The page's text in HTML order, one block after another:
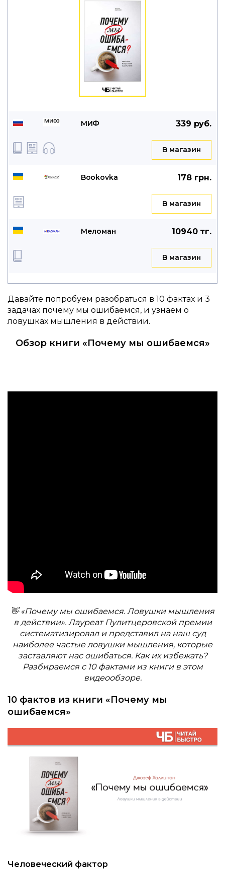
МИФ 339 руб.
B магазин
Bookovka 178 грн.
B магазин
Меломан 10940 тг.
B магазин
Давайте попробуем разобраться в 10 фактах и 3
задачах почему мы ошибаемся, и узнаем о
ловушках мышления в действии.
Обзор книги «Почему мы ошибаемся»
👋 «Почему мы ошибаемся. Ловушки мышления
в действии». Лауреат Пулитцеровской премии
систематизировал и представил на наш суд
наиболее частые ловушки мышления, которые
заставляют нас ошибаться. Как их избежать?
Разбираемся с 10 фактами из книги в этом
видеообзоре.
10 фактов из книги «Почему мы
ошибаемся»
Человеческий фактор